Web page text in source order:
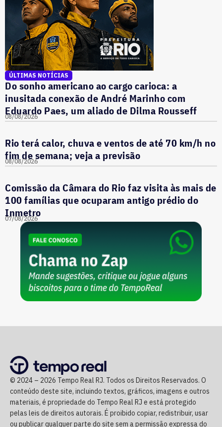
ÚLTIMAS NOTÍCIAS
Do sonho americano ao cargo carioca: a
inusitada conexão de André Marinho com
Eduardo Paes, um aliado de Dilma Rousseff
08/08/2026
Rio terá calor, chuva e ventos de até 70 km/h no
fim de semana; veja a previsão
08/08/2026
Comissão da Câmara do Rio faz visita às mais de
100 famílias que ocuparam antigo prédio do
Inmetro
07/08/2026
© 2024 – 2026 Tempo Real RJ. Todos os Direitos Reservados. O
conteúdo deste site, incluindo textos, gráficos, imagens e outros
materiais, é propriedade do Tempo Real RJ e está protegido
pelas leis de direitos autorais. É proibido copiar, redistribuir, usar
ou publicar qualquer parte do site sem a permissão expressa do